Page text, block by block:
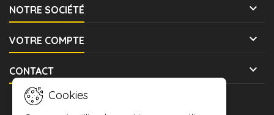
NOTRE SOCIÉTÉ 
VOTRE COMPTE 
CONTACT 
Cookies
LETTRE D'INFORMATIONS